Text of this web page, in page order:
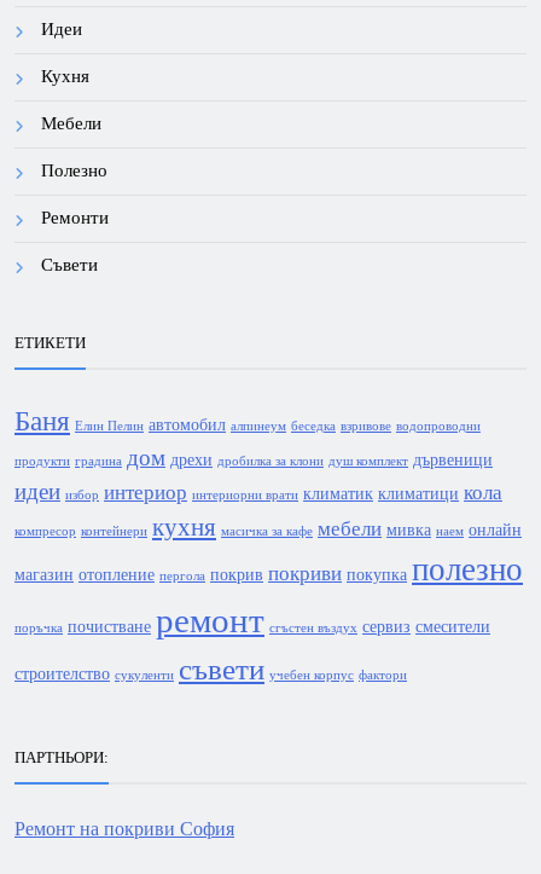
Идеи
Кухня
Мебели
Полезно
Ремонти
Съвети
ЕТИКЕТИ
Баня Елин Пелин автомобил алпинеум беседка взривове водопроводни
продукти градина дом дрехи дробилка за клони душ комплект дървеници
идеи избор интериор интериорни врати климатик климатици кола
компресор контейнери кухня масичка за кафе мебели мивка наем онлайн
магазин отопление пергола покрив покриви покупка полезно
поръчка почистване ремонт сгъстен въздух сервиз смесители
строителство сукуленти съвети учебен корпус фактори
ПАРТНЬОРИ:
Ремонт на покриви София